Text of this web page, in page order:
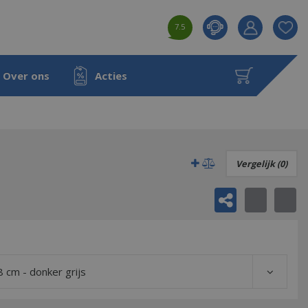
7.5
Product
aan
Over ons Acties
Vergelijk (0)
cm - donker grijs